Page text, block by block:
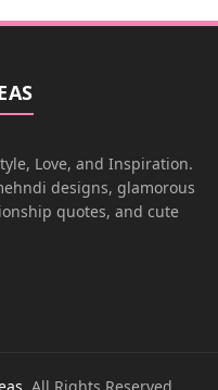
Love, and Inspiration.
designs, glamorous
quotes, and cute